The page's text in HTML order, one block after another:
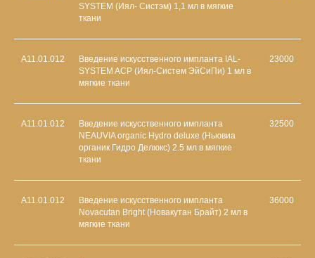
SYSTEM (Иял- Систэм) 1,1 мл в мягкие
ткани
А11.01.012
Введение искусственного импланта IAL-
SYSTEM ACP (Иял-Систем ЭйСиПи) 1 мл в
мягкие ткани
23000
A11.01.012
Введение искусственного импланта
NEAUVIA organic Hydro deluxe (Ньювиа
органик Гидро Делюкс) 2.5 мл в мягкие
ткани
32500
A11.01.012
Введение искусственного импланта
Novacutan Bright (Новакутан Брайт) 2 мл в
мягкие ткани
36000